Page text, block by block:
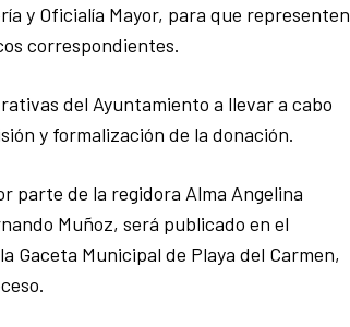
y Oficialía Mayor, para que representen
correspondientes.
del Ayuntamiento a llevar a cabo
y formalización de la donación.
parte de la regidora Alma Angelina
Muñoz, será publicado en el
Gaceta Municipal de Playa del Carmen,